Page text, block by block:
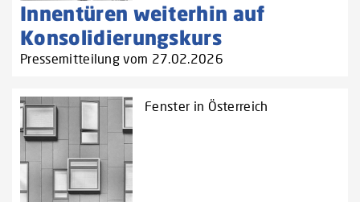
Innentüren weiterhin auf
Konsolidierungskurs
Pressemitteilung vom 27.02.2026
Fenster in Österreich